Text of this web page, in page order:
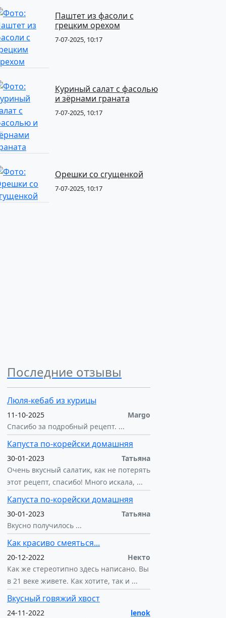
Паштет из фасоли с
грецким орехом
7-07-2025, 10:17
Куриный салат с фасолью
и зёрнами граната
7-07-2025, 10:17
Орешки со сгущенкой
7-07-2025, 10:17
Последние отзывы
Люля-кебаб из курицы
11-10-2025
Margo
Спасибо за подробный рецепт. ...
Капуста по-корейски домашняя
30-01-2023
Татьяна
Очень вкусный салатик, как не потерять
этот рецепт, спасибо! Много искала, ...
Капуста по-корейски домашняя
30-01-2023
Татьяна
Вкусно получилось ...
Как красиво смеяться...
20-12-2022
Некто
Как же стереотипно здесь написано. Вы
в 21 веке живете. Как хотите, так и ...
Вкусный говяжий хвост
24-11-2022
lenok